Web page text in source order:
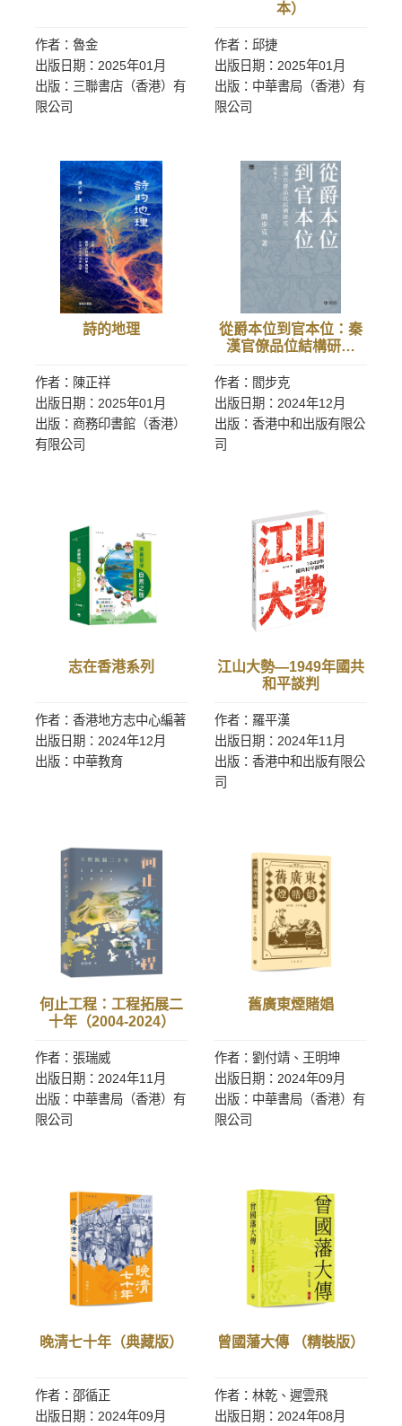
作者：魯金
出版日期：2025年01月
出版：三聯書店（香港）有
限公司
本）
作者：邱捷
出版日期：2025年01月
出版：中華書局（香港）有
限公司
詩的地理
作者：陳正祥
出版日期：2025年01月
出版：商務印書館（香港）
有限公司
從爵本位到官本位：秦
漢官僚品位結構研究
作者：閻步克
出版日期：2024年12月
出版：香港中和出版有限公
司
志在香港系列
作者：香港地方志中心編著
出版日期：2024年12月
出版：中華教育
江山大勢—1949年國共
和平談判
作者：羅平漢
出版日期：2024年11月
出版：香港中和出版有限公
司
何止工程：工程拓展二
十年（2004-2024）
作者：張瑞威
出版日期：2024年11月
出版：中華書局（香港）有
限公司
舊廣東煙賭娼
作者：劉付靖、王明坤
出版日期：2024年09月
出版：中華書局（香港）有
限公司
晚清七十年（典藏版）
作者：邵循正
出版日期：2024年09月
曾國藩大傳 （精裝版）
作者：林乾、遲雲飛
出版日期：2024年08月